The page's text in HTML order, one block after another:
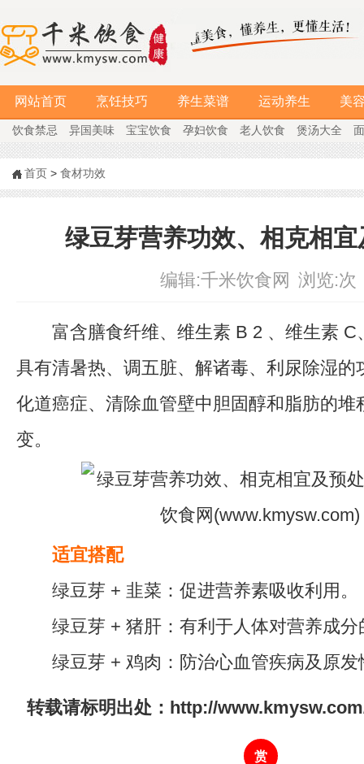
网站首页 烹饪技巧 养生菜谱 运动养生 美
饮食禁忌 异国美味 宝宝饮食 孕妇饮食 老人饮食 煲汤大全
首页 > 食材功效
绿豆芽营养功效、相克相
编辑:千米饮食网 浏览:次
富含膳食纤维、维生素 B 2 、维生素 C
具有清暑热、调五脏、解诸毒、利尿除湿的
化道癌症、清除血管壁中胆固醇和脂肪的堆
变。
适宜搭配
绿豆芽 + 韭菜：促进营养素吸收利用。
绿豆芽 + 猪肝：有利于人体对营养成分
绿豆芽 + 鸡肉：防治心血管疾病及原发
转载请标明出处：http://
赏